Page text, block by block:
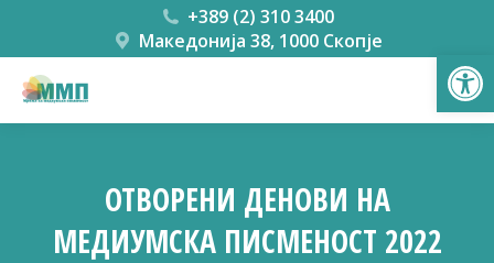
+389 (2) 310 3400
Македонија 38, 1000 Скопје
ОТВОРЕНИ ДЕНОВИ НА
МЕДИУМСКА ПИСМЕНОСТ 2022